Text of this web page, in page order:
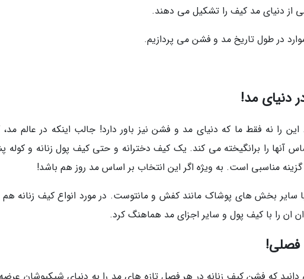
از دنیای مد کیف را تشکیل می دهند.
در طول تاریخ مد و فشن می پردازیم.
دنیای مد!
را نه فقط ما که دنیای مد و فشن نیز باور دارد! جالب اینکه در عالم
آنها را برانگیخته می کند. یک کیف دخترانه و حتی کیف پول زنانه و کوله
گزینه مناسبی است. به ویژه اگر این انتخاب بر اساس مد روز هم باشد!
بخش های پوشاک مانند کفش و مانتوست. در مورد انواع کیف زنانه هم
ان را با کیف پول و سایر اجزای مد هماهنگ کرد.
فصلی!